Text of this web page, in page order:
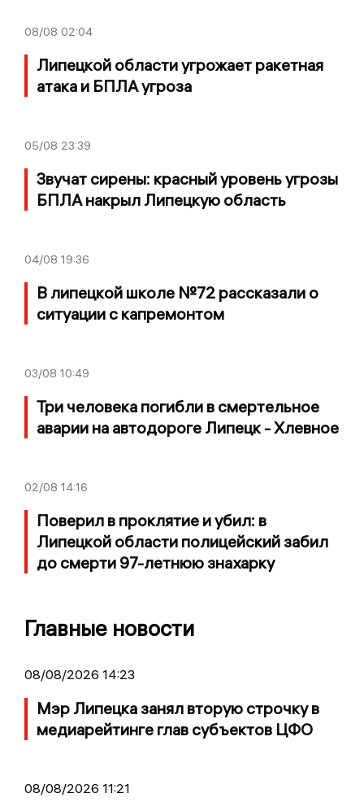
08/08 02:04
Липецкой области угрожает ракетная
атака и БПЛА угроза
05/08 23:39
Звучат сирены: красный уровень угрозы
БПЛА накрыл Липецкую область
04/08 19:36
В липецкой школе №72 рассказали о
ситуации с капремонтом
03/08 10:49
Три человека погибли в смертельное
аварии на автодороге Липецк - Хлевное
02/08 14:16
Поверил в проклятие и убил: в
Липецкой области полицейский забил
до смерти 97-летнюю знахарку
Главные новости
08/08/2026 14:23
Мэр Липецка занял вторую строчку в
медиарейтинге глав субъектов ЦФО
08/08/2026 11:21